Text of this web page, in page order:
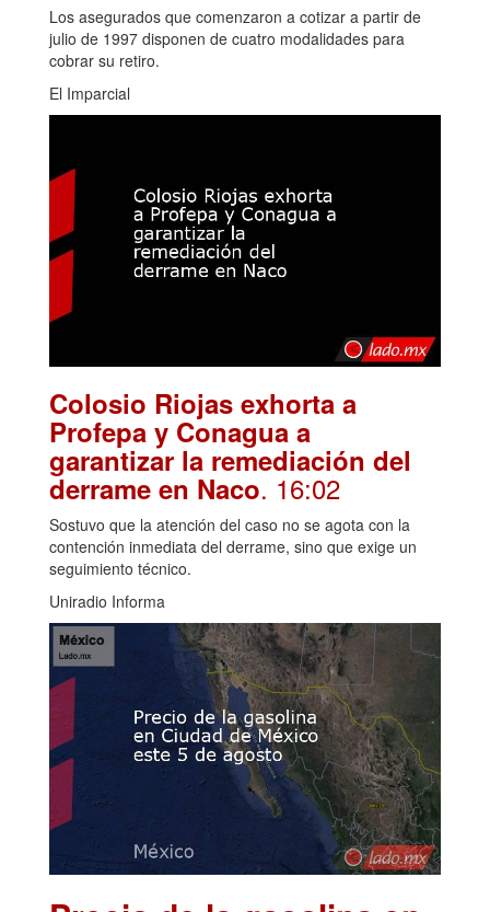
Los asegurados que comenzaron a cotizar a partir de
julio de 1997 disponen de cuatro modalidades para
cobrar su retiro.
El Imparcial
Colosio Riojas exhorta a
Profepa y Conagua a
garantizar la remediación del
derrame en Naco. 16:02
Sostuvo que la atención del caso no se agota con la
contención inmediata del derrame, sino que exige un
seguimiento técnico.
Uniradio Informa